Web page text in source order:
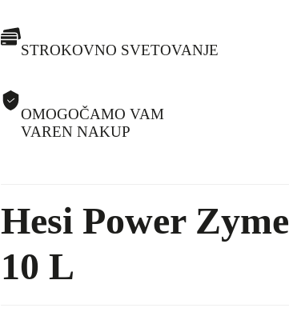
STROKOVNO SVETOVANJE
OMOGOČAMO VAM
VAREN NAKUP
Hesi Power Zyme
10 L